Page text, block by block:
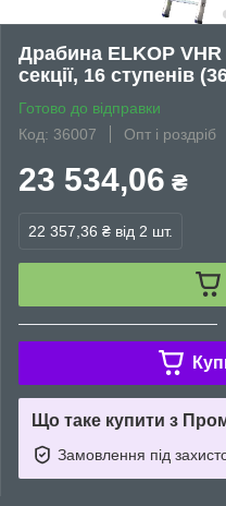
Драбина ELKOP
секції, 16 ступенів
Готово до відправки
Код: 36007
Опт і роздріб
23 534,06 ₴
22 357,36 ₴ від 2 шт.
Що таке купити з
Замовлення під